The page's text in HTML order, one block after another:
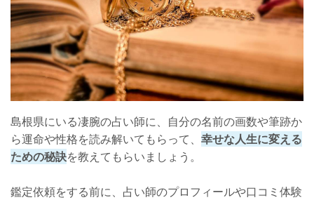
島根県にいる凄腕の占い師に、自分の名前の画数や筆跡か
ら運命や性格を読み解いてもらって、 幸せな人生に変える
ための秘訣を教えてもらいましょう。
鑑定依頼をする前に、占い師のプロフィールや口コミ体験